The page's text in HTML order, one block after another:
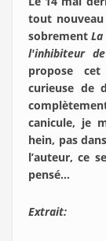
tout
sobrement
l'inhibiteur
propose
curieuse de
canicule, je
hein, pas
l’auteur, ce
pensé…
Extrait: